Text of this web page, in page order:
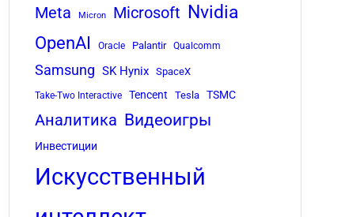
Meta Micron Microsoft Nvidia
OpenAI Oracle Palantir Qualcomm
Samsung SK Hynix SpaceX
Take-Two Interactive Tencent Tesla TSMC
Аналитика Видеоигры
Инвестиции
Искусственный